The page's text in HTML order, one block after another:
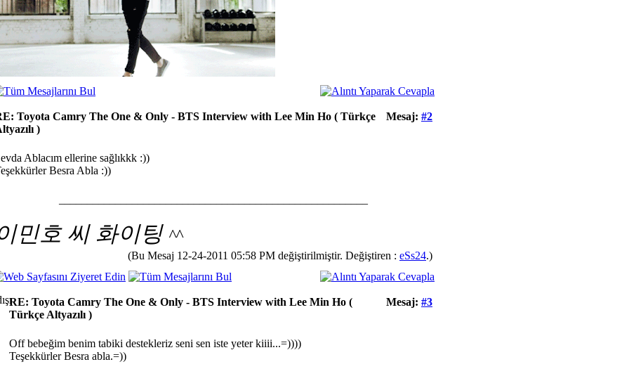
Mesaj: #2
Toyota Camry The One & Only - BTS Interview with Lee Min Ho ( Türkçe
)
Ablacım ellerine sağlıkkk :))
Besra Abla :))
민호 씨 화이팅 ^^
(Bu Mesaj 12-24-2011 05:58 PM değiştirilmiştir. Değiştiren : eSs24.)
Mesaj: #3
RE: Toyota Camry The One & Only - BTS Interview with Lee Min Ho (
Türkçe Altyazılı )
Off bebeğim benim tabiki destekleriz seni sen iste yeter kiiii...=))))
Teşekkürler Besra abla.=))